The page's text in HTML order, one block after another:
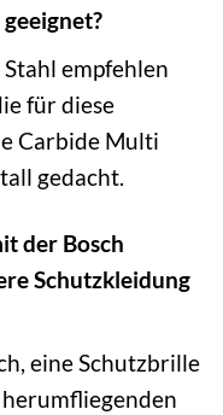
empfehlen
für diese
Carbide Multi
gedacht.
der Bosch
Schutzkleidung
eine Schutzbrille